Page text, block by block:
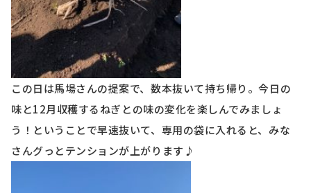
この日は馬場さんの提案で、数本抜いて持ち帰り。今日の
味と12月収穫するねぎとの味の変化を楽しんでみましょ
う！ということで早速抜いて、専用の袋に入れると、みな
さんグっとテンションが上がります♪